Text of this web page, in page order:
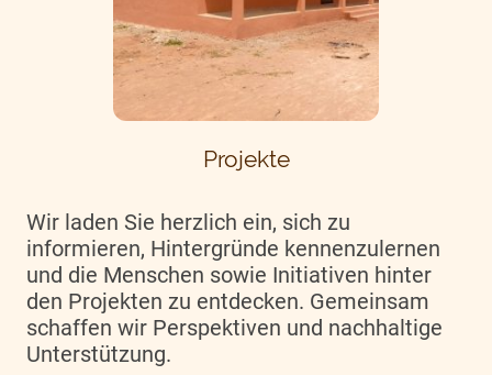
Projekte
Wir laden Sie herzlich ein, sich zu
informieren, Hintergründe kennenzulernen
und die Menschen sowie Initiativen hinter
den Projekten zu entdecken. Gemeinsam
schaffen wir Perspektiven und nachhaltige
Unterstützung.